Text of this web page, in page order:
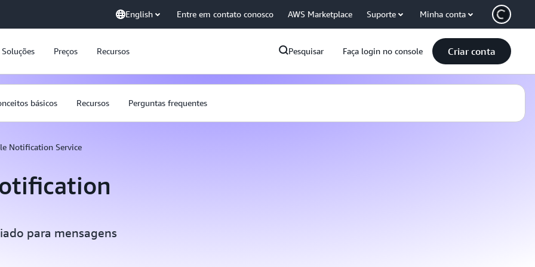
English Entre em contato conosco AWS Marketplace Suporte Minha conta
Soluções Preços Recursos Pesquisar Faça login no console Criar conta
básicos Recursos Perguntas frequentes
Notification Service
para mensagens